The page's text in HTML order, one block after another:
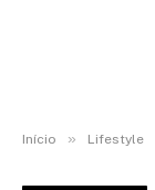
Início » Lifestyle